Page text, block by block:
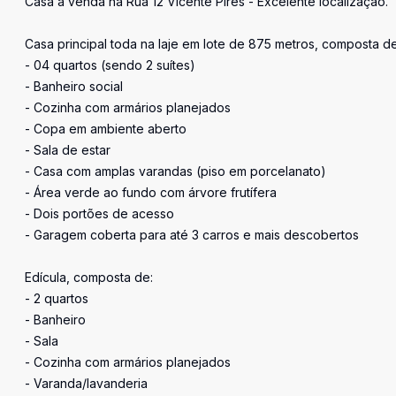
Casa principal toda na laje em lote de 875 metros, composta
- 04 quartos (sendo 2 suítes)
- Banheiro social
- Cozinha com armários planejados
- Copa em ambiente aberto
- Sala de estar
- Casa com amplas varandas (piso em porcelanato)
- Área verde ao fundo com árvore frutífera
- Dois portões de acesso
- Garagem coberta para até 3 carros e mais descobertos
Edícula, composta de:
- 2 quartos
- Banheiro
- Sala
- Cozinha com armários planejados
- Varanda/lavanderia